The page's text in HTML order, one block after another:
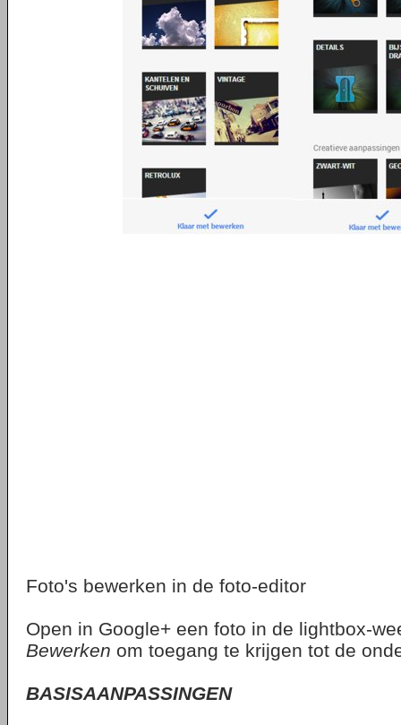
Foto's bewerken in de foto-editor
Open in Google+ een foto in de lightbox-
Bewerken om toegang te krijgen tot de
BASISAANPASSINGEN